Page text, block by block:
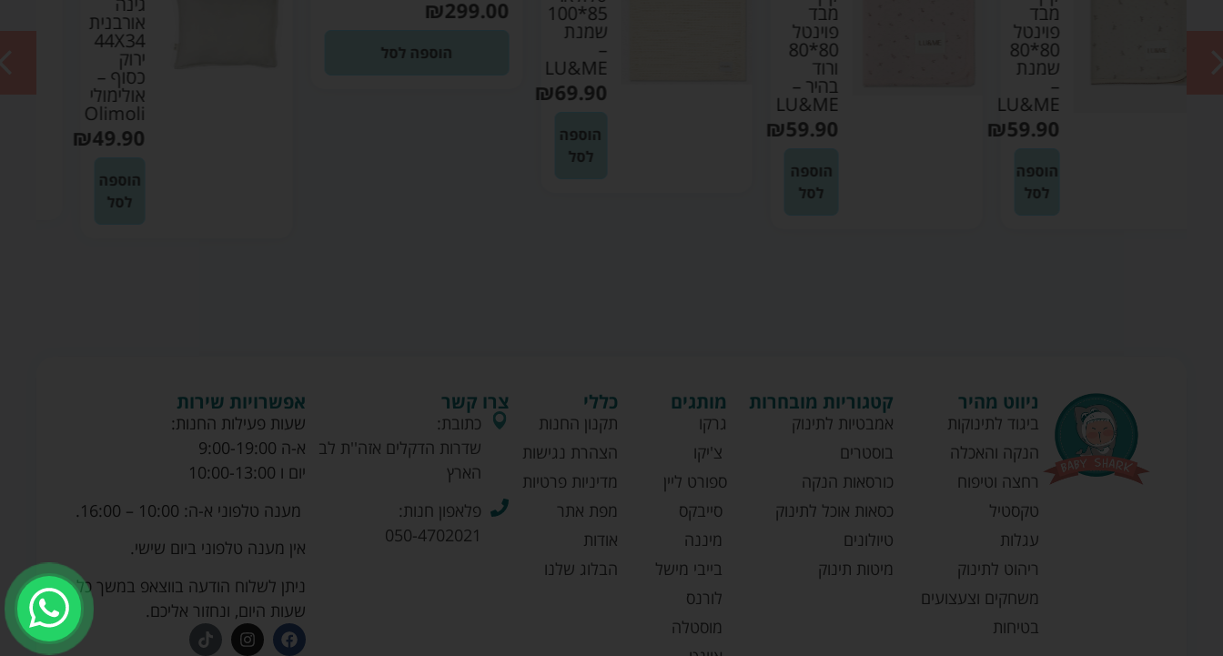
מבד
פוינטל
ורוד
LU&ME
59.90
הוספה
שמנת
–
69.90
הוספה
הוספה לסל
אורבנית
44X34
אולימולי
Olimoli
49.90
ניווט מהיר
ביגוד לתינוקות
הנקה והאכלה
רחצה וטיפוח
טקסטיל
עגלות
ריהוט לתינוק
משחקים וצעצועים
בטיחות
קטגוריות מובחרות
אמבטיות לתינוק
בוסטרים
כורסאות הנקה
כסאות אוכל לתינוק
טיולונים
מיטות תינוק
מותגים
גרקו
צ'יקו
ספורט ליין
סייבקס
מיננה
בייבי מישל
לורנס
מוסטלה
כללי
תקנון החנות
הצהרת נגישות
מדיניות פרטיות
מפת אתר
אודות
הבלוג שלנו
צרו קשר
כתובת:
שדרות הדקלים אזה''ת לב
הארץ
פלאפון חנות:
050-4702021
אפשרויות שירות
שעות פעילות החנות:
א-ה 9:00-19:00
יום ו 10:00-13:00
מענה טלפוני א-ה: 10:00 – 16:00.
אין מענה טלפוני ביום שישי.
ניתן לשלוח הודעה בווצאפ במשך כל
שעות היום, ונחזור אליכם.